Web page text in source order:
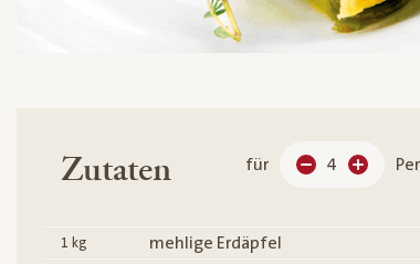
Zutaten für 4
1 kg mehlige Erdäpfel